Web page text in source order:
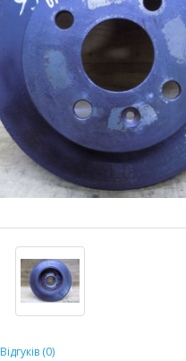
Відгуків (0)